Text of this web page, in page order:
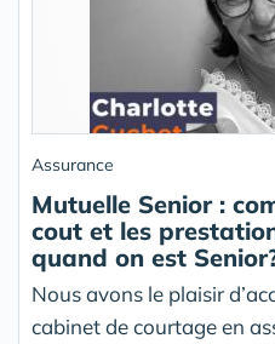
Assurance
Mutuelle Senior :
cout et les
quand on est
Nous avons le plaisir
cabinet de courtage en